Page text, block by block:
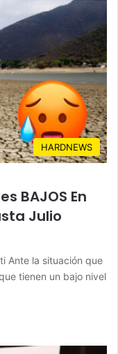
HARDNEWS
BAJOS En
Julio
Ante la situación que
tienen un bajo nivel